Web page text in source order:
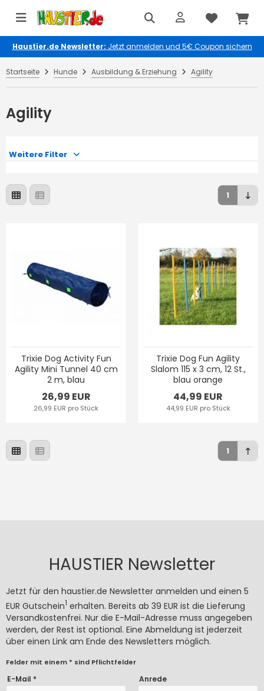
Haustier.de Newsletter: Jetzt anmelden und 5€ Coupon sichern
Startseite Hunde Ausbildung & Erziehung Agility
Agility
Weitere Filter
1
Trixie Dog Activity Fun
Agility Mini Tunnel 40 cm
2 m, blau
26,99 EUR
26,99 EUR pro Stück
Trixie Dog Fun Agility
Slalom 115 x 3 cm, 12 St.,
blau orange
44,99 EUR
44,99 EUR pro Stück
1
HAUSTIER Newsletter
Jetzt für den haustier.de Newsletter anmelden und einen 5
EUR Gutschein1 erhalten. Bereits ab 39 EUR ist die Lieferung
Versandkostenfrei. Nur die E-Mail-Adresse muss angegeben
werden, der Rest ist optional. Eine Abmeldung ist jederzeit
über einen Link am Ende des Newsletters möglich.
Felder mit einem * sind Pflichtfelder
E-Mail * Anrede